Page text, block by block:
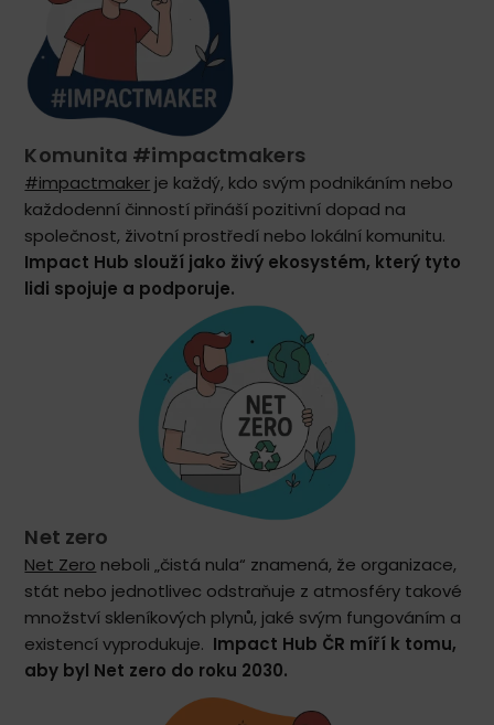
Komunita #impactmakers
#impactmaker je každý, kdo svým podnikáním nebo
každodenní činností přináší pozitivní dopad na
společnost, životní prostředí nebo lokální komunitu.
Impact Hub slouží jako živý ekosystém, který tyto
lidi spojuje a podporuje.
Net zero
Net Zero neboli „čistá nula“ znamená, že organizace,
stát nebo jednotlivec odstraňuje z atmosféry takové
množství skleníkových plynů, jaké svým fungováním a
existencí vyprodukuje. Impact Hub ČR míří k tomu,
aby byl Net zero do roku 2030.